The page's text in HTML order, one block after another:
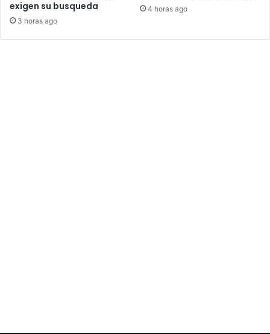
exigen su busqueda
3 horas ago
4 horas ago